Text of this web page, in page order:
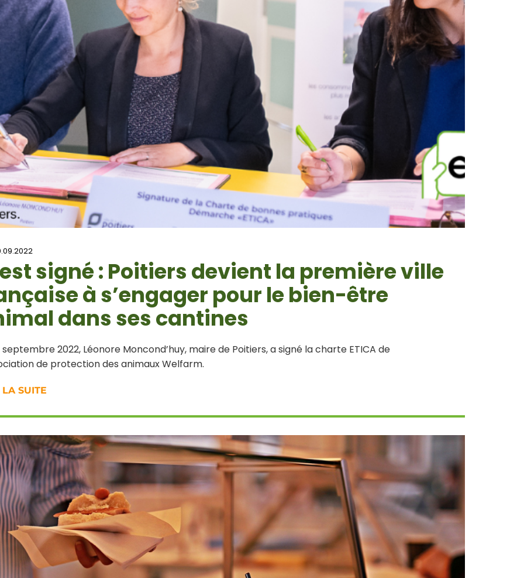
signé : Poitiers devient la première ville
à s’engager pour le bien-être
dans ses cantines
septembre 2022, Léonore Moncond’huy, maire de Poitiers, a signé la charte ETICA de
de protection des animaux Welfarm.
SUITE